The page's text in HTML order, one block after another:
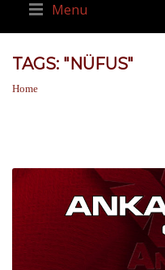
Menu
TAGS: "NÜFUS"
Home